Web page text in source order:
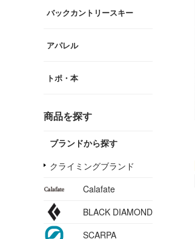
バックカントリースキー
アパレル
トポ・本
商品を探す
ブランドから探す
クライミングブランド
Calafate
BLACK DIAMOND
SCARPA